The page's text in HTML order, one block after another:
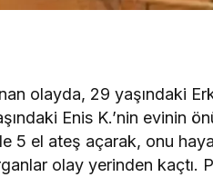
olayda, 29 yaşındaki
Enis K.’nin evinin
5 el ateş açarak, onu
olay yerinden kaçtı.